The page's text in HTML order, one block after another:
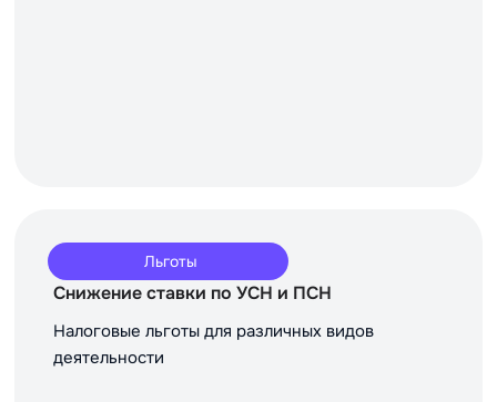
Льготы
Снижение ставки по УСН и ПСН
Налоговые льготы для различных видов
деятельности